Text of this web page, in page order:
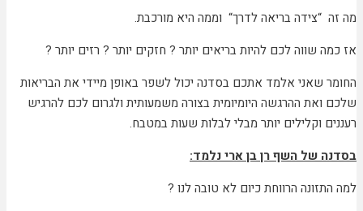
מה זה “צידה בריאה לדרך“ וממה היא מורכבת.
אז כמה שווה לכם להיות בריאים יותר ? חזקים יותר ? רזים יותר ?
החומר שאני אלמד אתכם בסדנה יכול לשפר באופן מיידי את הבריאות
שלכם ואת ההרגשה היומיומית בצורה משמעותית ולגרום לכם להרגיש
רעננים וקלילים יותר מבלי לבלות שעות במטבח.
בסדנה של השף רן בן ארי נלמד:
למה התזונה הרווחת כיום לא טובה לנו ?